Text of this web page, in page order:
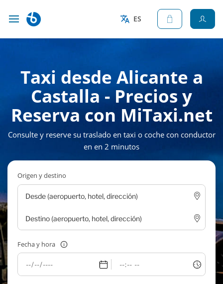
ES
Taxi desde Alicante a
Castalla - Precios y
Reserva con MiTaxi.net
Consulte y reserve su traslado en taxi o coche con conductor
en en 2 minutos
Origen y destino
Fecha y hora